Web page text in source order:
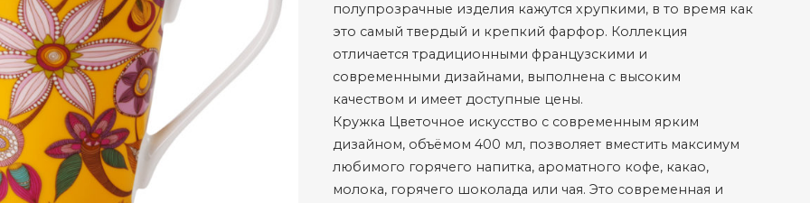
полупрозрачные изделия кажутся хрупкими, в то время как
это самый твердый и крепкий фарфор. Коллекция
отличается традиционными французскими и
современными дизайнами, выполнена с высоким
качеством и имеет доступные цены.
Кружка Цветочное искуcство с современным ярким
дизайном, объёмом 400 мл, позволяет вместить максимум
любимого горячего напитка, ароматного кофе, какао,
молока, горячего шоколада или чая. Это современная и